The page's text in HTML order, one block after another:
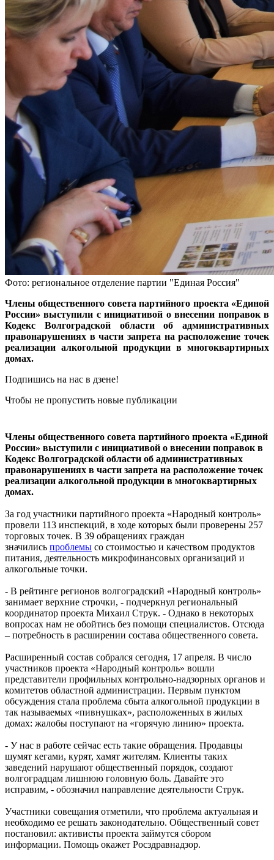
Фото: региональное отделение партии "Единая Россия"
Члены общественного совета партийного проекта «Единой
России» выступили с инициативой о внесении поправок в
Кодекс Волгоградской области об административных
правонарушениях в части запрета на расположение точек
реализации алкогольной продукции в многоквартирных
домах.
Подпишись на нас в дзене!
Чтобы не пропустить новые публикации
Члены общественного совета партийного проекта «Единой
России» выступили с инициативой о внесении поправок в
Кодекс Волгоградской области об административных
правонарушениях в части запрета на расположение точек
реализации алкогольной продукции в многоквартирных
домах.
За год участники партийного проекта «Народный контроль»
провели 113 инспекций, в ходе которых были проверены 257
торговых точек. В 39 обращениях граждан
значились проблемы со стоимостью и качеством продуктов
питания, деятельность микрофинансовых организаций и
алкогольные точки.
- В рейтинге регионов волгоградский «Народный контроль»
занимает верхние строчки, - подчеркнул региональный
координатор проекта Михаил Струк. - Однако в некоторых
вопросах нам не обойтись без помощи специалистов. Отсюда
– потребность в расширении состава общественного совета.
Расширенный состав собрался сегодня, 17 апреля. В число
участников проекта «Народный контроль» вошли
представители профильных контрольно-надзорных органов и
комитетов областной администрации. Первым пунктом
обсуждения стала проблема сбыта алкогольной продукции в
так называемых «пивнушках», расположенных в жилых
домах: жалобы поступают на «горячую линию» проекта.
- У нас в работе сейчас есть такие обращения. Продавцы
шумят кегами, курят, хамят жителям. Клиенты таких
заведений нарушают общественный порядок, создают
волгоградцам лишнюю головную боль. Давайте это
исправим, - обозначил направление деятельности Струк.
Участники совещания отметили, что проблема актуальная и
необходимо ее решать законодательно. Общественный совет
постановил: активисты проекта займутся сбором
информации. Помощь окажет Росздравнадзор.